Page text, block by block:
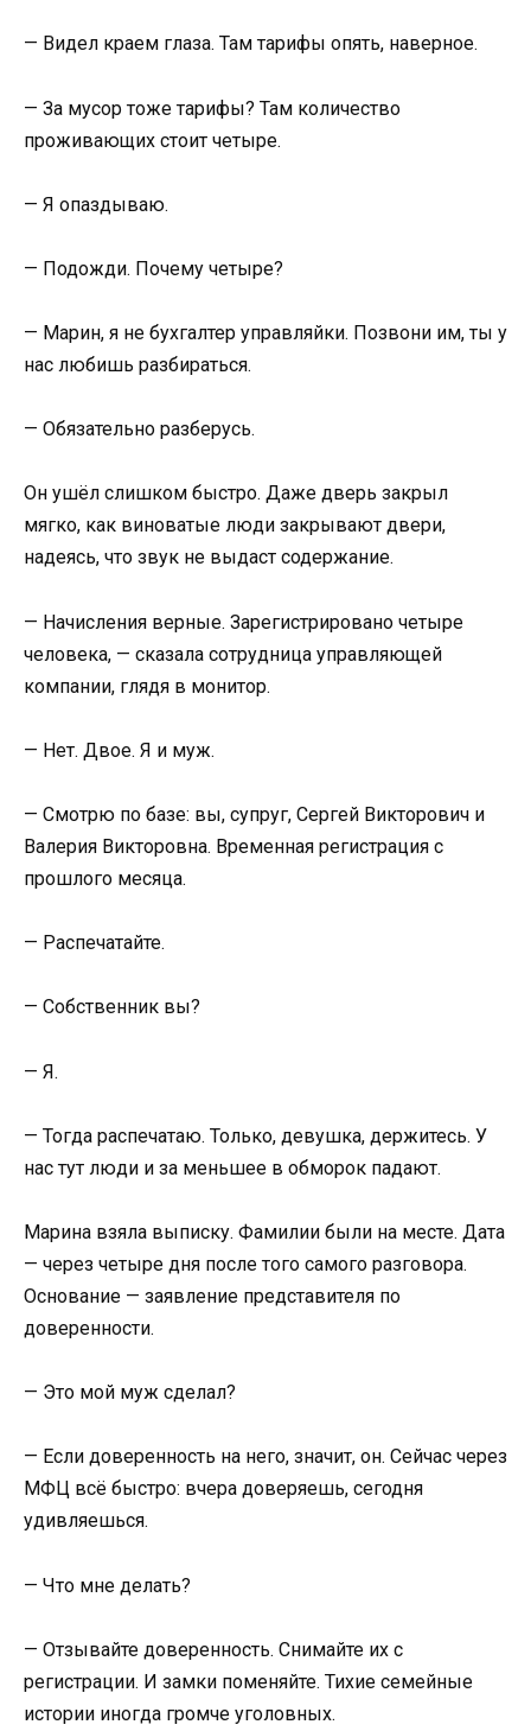
— Видел краем глаза. Там тарифы опять, наверное.
— За мусор тоже тарифы? Там количество
проживающих стоит четыре.
— Я опаздываю.
— Подожди. Почему четыре?
— Марин, я не бухгалтер управляйки. Позвони им, ты у
нас любишь разбираться.
— Обязательно разберусь.
Он ушёл слишком быстро. Даже дверь закрыл
мягко, как виноватые люди закрывают двери,
надеясь, что звук не выдаст содержание.
— Начисления верные. Зарегистрировано четыре
человека, — сказала сотрудница управляющей
компании, глядя в монитор.
— Нет. Двое. Я и муж.
— Смотрю по базе: вы, супруг, Сергей Викторович и
Валерия Викторовна. Временная регистрация с
прошлого месяца.
— Распечатайте.
— Собственник вы?
— Я.
— Тогда распечатаю. Только, девушка, держитесь. У
нас тут люди и за меньшее в обморок падают.
Марина взяла выписку. Фамилии были на месте. Дата
— через четыре дня после того самого разговора.
Основание — заявление представителя по
доверенности.
— Это мой муж сделал?
— Если доверенность на него, значит, он. Сейчас через
МФЦ всё быстро: вчера доверяешь, сегодня
удивляешься.
— Что мне делать?
— Отзывайте доверенность. Снимайте их с
регистрации. И замки поменяйте. Тихие семейные
истории иногда громче уголовных.